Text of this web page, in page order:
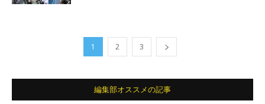
1 2 3
編集部オススメの記事